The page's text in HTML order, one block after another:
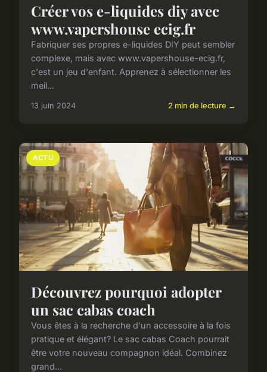
Créer vos e-liquides diy avec
www.vapershouse ecig.fr
Fabriquer ses propres e-liquides DIY peut sembler
complexe, mais avec www.vapershouse-ecig.fr,
c'est un jeu d'enfant. Apprenez à sélectionner les
meil...
13 juin 2024 2 min de lecture →
ACTU
Découvrez pourquoi adopter
un sac cabas coach
Vous êtes à la recherche d'un accessoire à la fois
pratique et élégant? Le sac cabas Coach pourrait
être votre nouveau compagnon idéal. Combinez
grand...